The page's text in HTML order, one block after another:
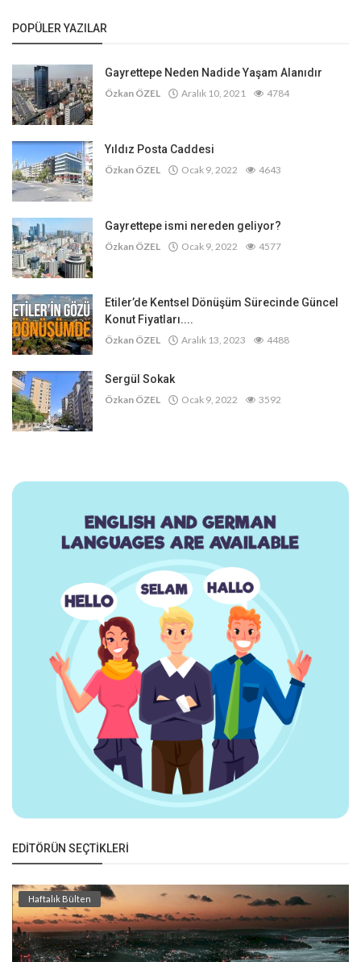
POPÜLER YAZILAR
Gayrettepe Neden Nadide Yaşam Alanıdır
Özkan ÖZEL Aralık 10, 2021 4784
Yıldız Posta Caddesi
Özkan ÖZEL Ocak 9, 2022 4643
Gayrettepe ismi nereden geliyor?
Özkan ÖZEL Ocak 9, 2022 4577
Etiler’de Kentsel Dönüşüm Sürecinde Güncel
Konut Fiyatları....
Özkan ÖZEL Aralık 13, 2023 4488
Sergül Sokak
Özkan ÖZEL Ocak 9, 2022 3592
EDITÖRÜN SEÇTIKLERI
Haftalık Bülten